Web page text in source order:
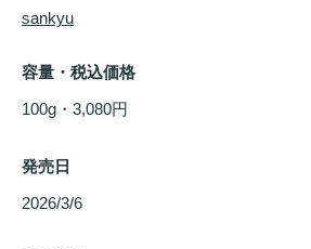
sankyu
容量・税込価格
100g・3,080円
発売日
2026/3/6